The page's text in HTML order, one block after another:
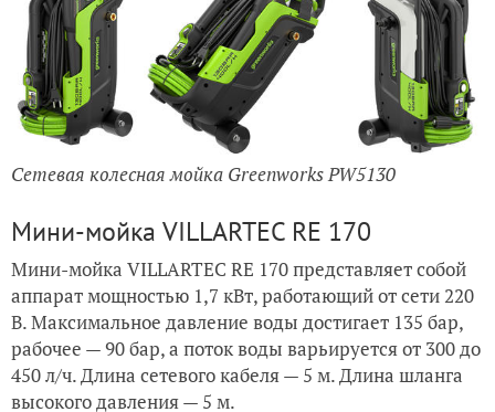
Сетевая колесная мойка Greenworks PW5130
Мини-мойка VILLARTEC RE 170
Мини-мойка VILLARTEC RE 170 представляет собой
аппарат мощностью 1,7 кВт, работающий от сети 220
В. Максимальное давление воды достигает 135 бар,
рабочее — 90 бар, а поток воды варьируется от 300 до
450 л/ч. Длина сетевого кабеля — 5 м. Длина шланга
высокого давления — 5 м.